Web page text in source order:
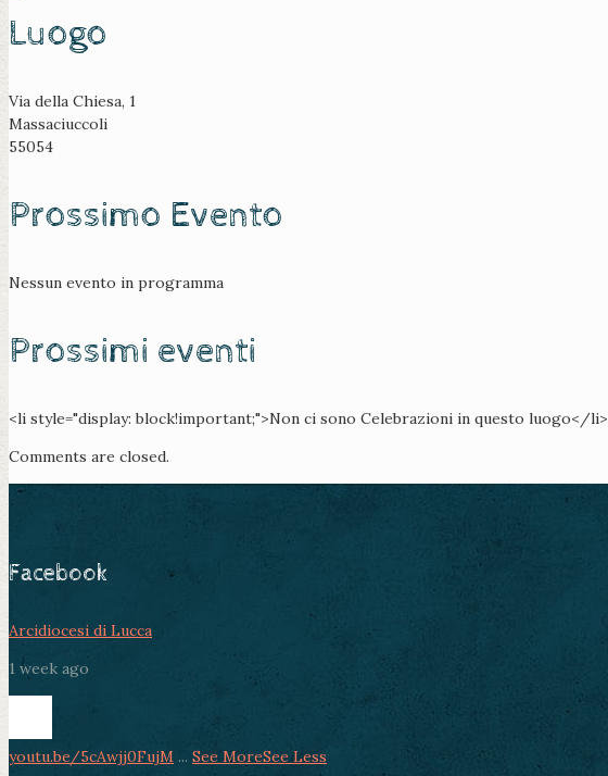
Luogo
Via della Chiesa, 1
Massaciuccoli
55054
Prossimo Evento
Nessun evento in programma
Prossimi eventi
<li style="display: block!important;">Non ci sono Celebrazioni in questo luogo</li>
Comments are closed.
Facebook
Arcidiocesi di Lucca
1 week ago
youtu.be/5cAwjj0FujM ... See MoreSee Less